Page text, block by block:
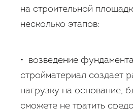
на строительной
несколько этапов:
• возведение
стройматериал создает
нагрузку на основание,
сможете не тратить